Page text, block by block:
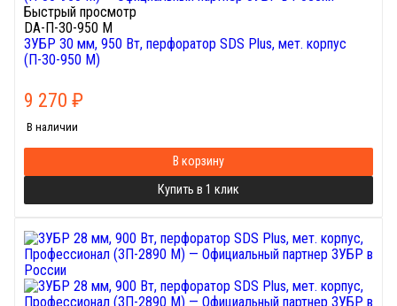
Быстрый просмотр
DA-П-30-950 М
ЗУБР 30 мм, 950 Вт, перфоратор SDS Plus, мет. корпус
(П-30-950 М)
9 270 ₽
В наличии
В корзину
Купить в 1 клик